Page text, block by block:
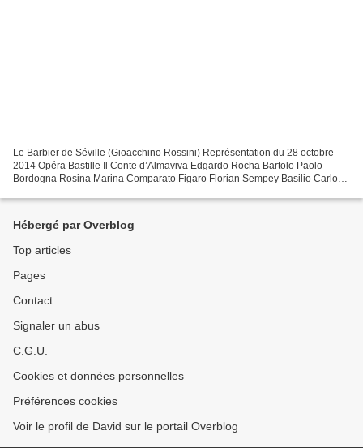
Le Barbier de Séville (Gioacchino Rossini) Représentation du 28 octobre
2014 Opéra Bastille Il Conte d’Almaviva Edgardo Rocha Bartolo Paolo
Bordogna Rosina Marina Comparato Figaro Florian Sempey Basilio Carlo
Hébergé par Overblog
Top articles
Pages
Contact
Signaler un abus
C.G.U.
Cookies et données personnelles
Préférences cookies
Voir le profil de David sur le portail Overblog